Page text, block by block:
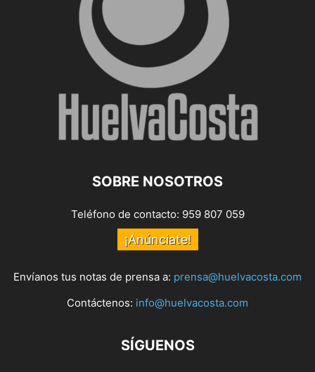
SOBRE NOSOTROS
Teléfono de contacto: 959 807 059
¡Anúnciate!
Envíanos tus notas de prensa a: prensa@huelvacosta.com
Contáctenos: info@huelvacosta.com
SÍGUENOS